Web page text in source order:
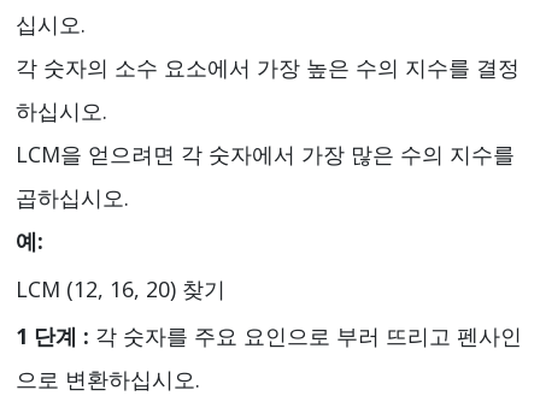
십시오.
각 숫자의 소수 요소에서 가장 높은 수의 지수를 결정
하십시오.
LCM을 얻으려면 각 숫자에서 가장 많은 수의 지수를
곱하십시오.
예:
LCM (12, 16, 20) 찾기
1 단계 : 각 숫자를 주요 요인으로 부러 뜨리고 펜사인
으로 변환하십시오.